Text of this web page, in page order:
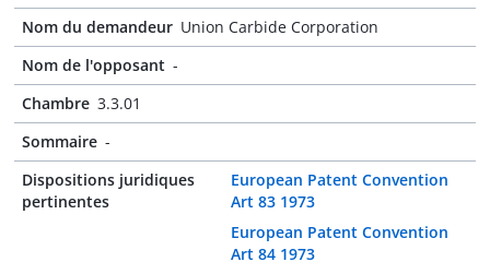
Nom du demandeur Union Carbide Corporation
Nom de l'opposant -
Chambre 3.3.01
Sommaire -
Dispositions juridiques
pertinentes
European Patent Convention
Art 83 1973
European Patent Convention
Art 84 1973